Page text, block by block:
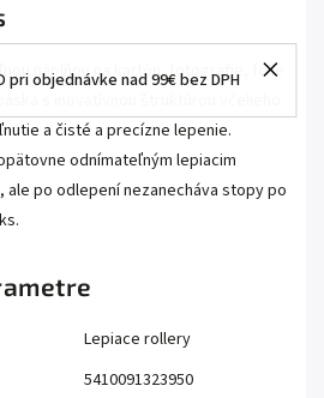
pri objednávke nad 99€ bez DPH
náplňou na kartón, fotografie, fólie
a čisté a precízne lepenie.
odnímateľným lepiacim
po odlepení nezanecháva stopy po
Lepiace rollery
5410091323950